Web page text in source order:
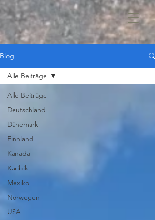
Blog
Alle Beiträge
Deutschland
Dänemark
Finnland
Kanada
Karibik
Mexiko
Norwegen
USA
Alle Beiträge